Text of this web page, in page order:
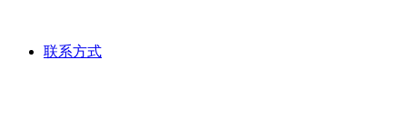
联系方式